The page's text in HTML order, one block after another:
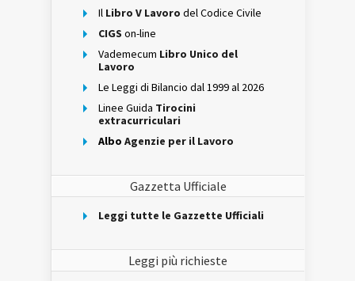
Il Libro V Lavoro del Codice Civile
CIGS on-line
Vademecum Libro Unico del
Lavoro
Le Leggi di Bilancio dal 1999 al 2026
Linee Guida Tirocini
extracurriculari
Albo Agenzie per il Lavoro
Gazzetta Ufficiale
Leggi tutte le Gazzette Ufficiali
Leggi più richieste